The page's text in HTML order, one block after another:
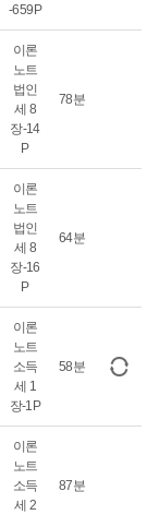
-659P
이론
노트
법인
세 8
장-14
P
78분
이론
노트
법인
세 8
장-16
P
64분
이론
노트
소득
세 1
장-1P
58분
이론
노트
소득
세 2
87분